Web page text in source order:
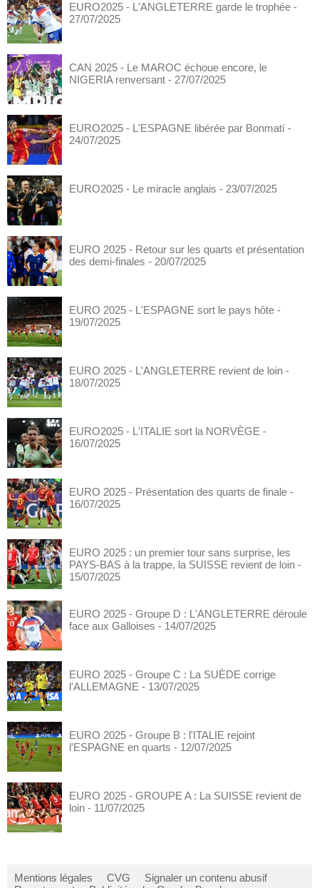
EURO2025 - L'ANGLETERRE garde le trophée -
27/07/2025
CAN 2025 - Le MAROC échoue encore, le
NIGERIA renversant - 27/07/2025
EURO2025 - L'ESPAGNE libérée par Bonmatí -
24/07/2025
EURO2025 - Le miracle anglais - 23/07/2025
EURO 2025 - Retour sur les quarts et présentation
des demi-finales - 20/07/2025
EURO 2025 - L'ESPAGNE sort le pays hôte -
19/07/2025
EURO 2025 - L'ANGLETERRE revient de loin -
18/07/2025
EURO2025 - L'ITALIE sort la NORVÈGE -
16/07/2025
EURO 2025 - Présentation des quarts de finale -
16/07/2025
EURO 2025 : un premier tour sans surprise, les
PAYS-BAS à la trappe, la SUISSE revient de loin -
15/07/2025
EURO 2025 - Groupe D : L'ANGLETERRE déroule
face aux Galloises - 14/07/2025
EURO 2025 - Groupe C : La SUÈDE corrige
l'ALLEMAGNE - 13/07/2025
EURO 2025 - Groupe B : l'ITALIE rejoint
l'ESPAGNE en quarts - 12/07/2025
EURO 2025 - GROUPE A : La SUISSE revient de
loin - 11/07/2025
Mentions légales CVG
Signaler un contenu abusif